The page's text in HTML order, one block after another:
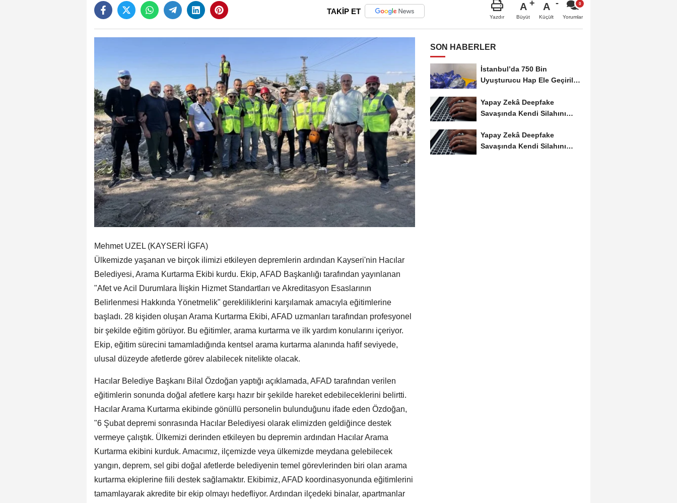
TAKİP ET
Yazdır
A
Büyüt
A
Küçült Yorumlar
Mehmet UZEL (KAYSERİ İGFA)
Ülkemizde yaşanan ve birçok ilimizi etkileyen depremlerin ardından Kayseri'nin Hacılar
Belediyesi, Arama Kurtarma Ekibi kurdu. Ekip, AFAD Başkanlığı tarafından yayınlanan
"Afet ve Acil Durumlara İlişkin Hizmet Standartları ve Akreditasyon Esaslarının
Belirlenmesi Hakkında Yönetmelik" gerekliliklerini karşılamak amacıyla eğitimlerine
başladı. 28 kişiden oluşan Arama Kurtarma Ekibi, AFAD uzmanları tarafından profesyonel
bir şekilde eğitim görüyor. Bu eğitimler, arama kurtarma ve ilk yardım konularını içeriyor.
Ekip, eğitim sürecini tamamladığında kentsel arama kurtarma alanında hafif seviyede,
ulusal düzeyde afetlerde görev alabilecek nitelikte olacak.
Hacılar Belediye Başkanı Bilal Özdoğan yaptığı açıklamada, AFAD tarafından verilen
eğitimlerin sonunda doğal afetlere karşı hazır bir şekilde hareket edebileceklerini belirtti.
Hacılar Arama Kurtarma ekibinde gönüllü personelin bulunduğunu ifade eden Özdoğan,
"6 Şubat depremi sonrasında Hacılar Belediyesi olarak elimizden geldiğince destek
vermeye çalıştık. Ülkemizi derinden etkileyen bu depremin ardından Hacılar Arama
Kurtarma ekibini kurduk. Amacımız, ilçemizde veya ülkemizde meydana gelebilecek
yangın, deprem, sel gibi doğal afetlerde belediyenin temel görevlerinden biri olan arama
kurtarma ekiplerine fiili destek sağlamaktır. Ekibimiz, AFAD koordinasyonunda eğitimlerini
tamamlayarak akredite bir ekip olmayı hedefliyor. Ardından ilçedeki binalar, apartmanlar
SON HABERLER
İstanbul’da 750 Bin
Uyuşturucu Hap Ele Geçirildi:
Yapay Zekâ Deepfake
Savaşında Kendi Silahını
Yapay Zekâ Deepfake
Savaşında Kendi Silahını